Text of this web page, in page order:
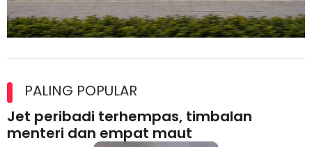
lesen separuh pertama 2026
PALING POPULAR
Jet peribadi terhempas, timbalan
menteri dan empat maut